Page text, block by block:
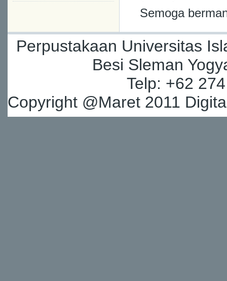
Semoga
Perpustakaan Universitas
Besi Sleman
Telp: +62
Copyright @Maret 2011